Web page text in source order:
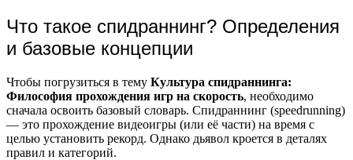
Что такое спидраннинг? Определения
и базовые концепции
Чтобы погрузиться в тему Культура спидраннинга:
Философия прохождения игр на скорость, необходимо
сначала освоить базовый словарь. Спидраннинг (speedrunning)
— это прохождение видеоигры (или её части) на время с
целью установить рекорд. Однако дьявол кроется в деталях
правил и категорий.